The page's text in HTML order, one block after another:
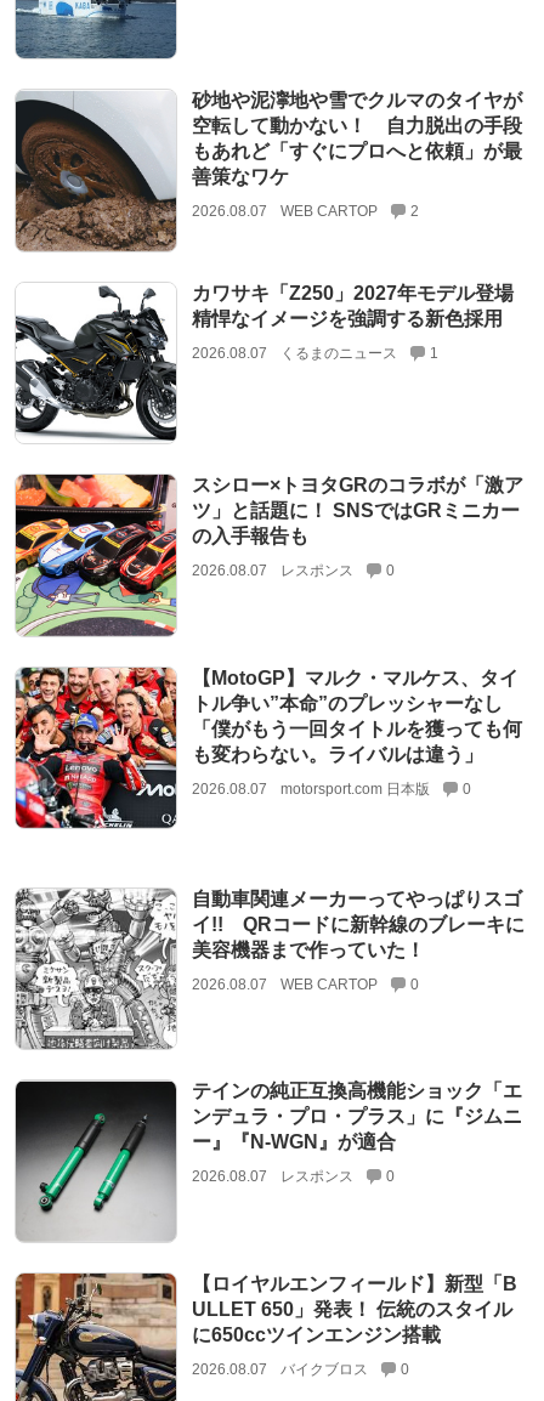
砂地や泥濘地や雪でクルマのタイヤが
空転して動かない！ 自力脱出の手段
もあれど「すぐにプロへと依頼」が最
善策なワケ
2026.08.07 WEB CARTOP 2
カワサキ「Z250」2027年モデル登場
精悍なイメージを強調する新色採用
2026.08.07 くるまのニュース 1
スシロー×トヨタGRのコラボが「激ア
ツ」と話題に！ SNSではGRミニカー
の入手報告も
2026.08.07 レスポンス 0
【MotoGP】マルク・マルケス、タイ
トル争い”本命”のプレッシャーなし
「僕がもう一回タイトルを獲っても何
も変わらない。ライバルは違う」
2026.08.07 motorsport.com 日本版 0
自動車関連メーカーってやっぱりスゴ
イ!! QRコードに新幹線のブレーキに
美容機器まで作っていた！
2026.08.07 WEB CARTOP 0
テインの純正互換高機能ショック「エ
ンデュラ・プロ・プラス」に『ジムニ
ー』『N-WGN』が適合
2026.08.07 レスポンス 0
【ロイヤルエンフィールド】新型「B
ULLET 650」発表！ 伝統のスタイル
に650ccツインエンジン搭載
2026.08.07 バイクブロス 0